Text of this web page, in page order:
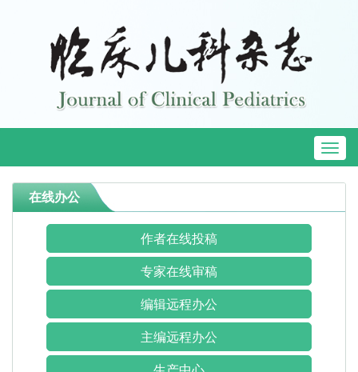
在线办公
作者在线投稿
专家在线审稿
编辑远程办公
主编远程办公